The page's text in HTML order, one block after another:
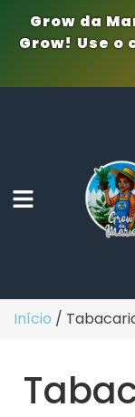
Grow da
Grow! Use o
Início /